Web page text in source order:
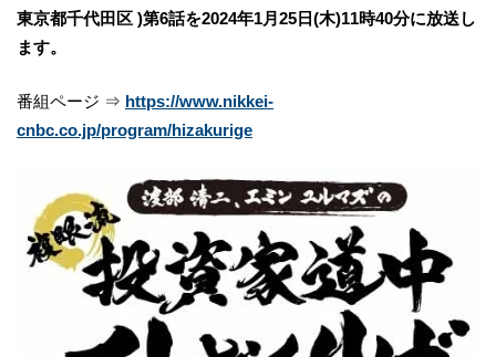
東京都千代⽥区 )第6話を2024年1月25⽇(⽊)11時40分に放送し
ます。
番組ページ ⇒ https://www.nikkei-
cnbc.co.jp/program/hizakurige